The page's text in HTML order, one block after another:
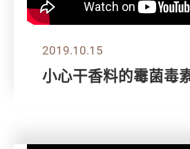
2019.10.15
小心干香料的霉菌毒